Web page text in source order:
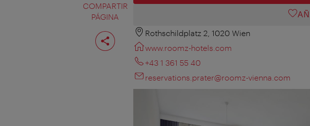
COMPARTIR
PÁGINA
Compartir
página
Rothschildplatz 2, 1020 Wien
www.roomz-hotels.com
+43 1 361 55 40
reservations.prater@roomz-vienna.com